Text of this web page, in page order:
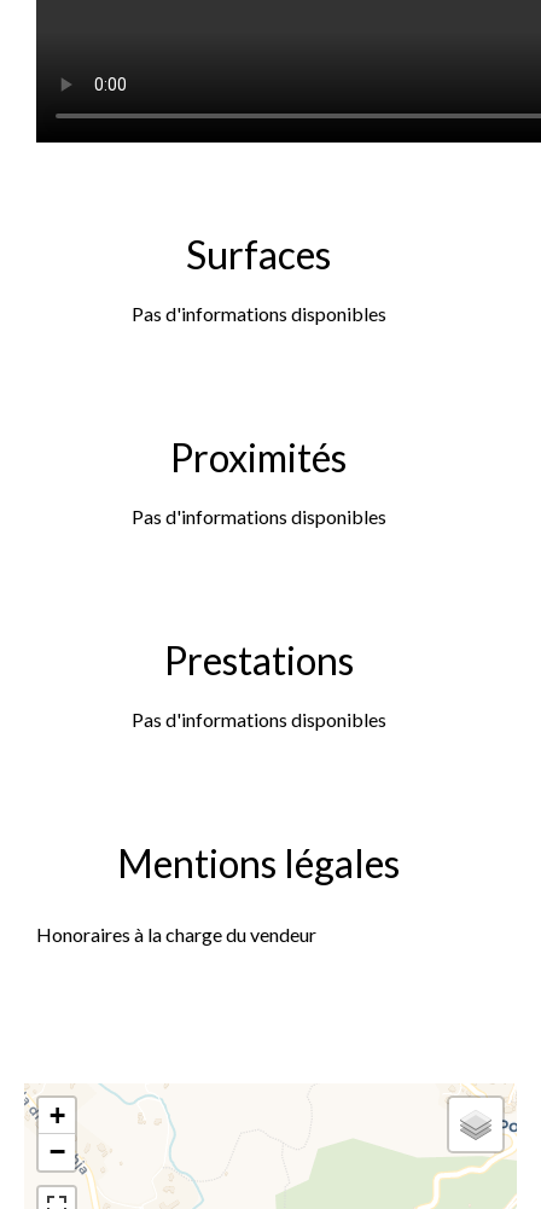
Surfaces
Pas d'informations disponibles
Proximités
Pas d'informations disponibles
Prestations
Pas d'informations disponibles
Mentions légales
Honoraires à la charge du vendeur
+
−